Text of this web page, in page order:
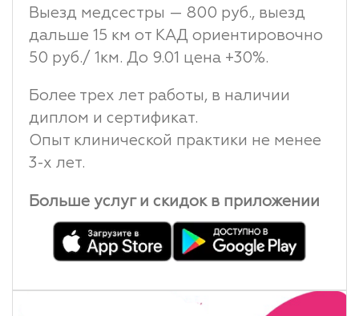
Выезд медсестры — 800 руб., выезд
дальше 15 км от КАД ориентировочно
50 руб./ 1км. До 9.01 цена +30%.
Более трех лет работы, в наличии
диплом и сертификат.
Опыт клинической практики не менее
3-х лет.
Больше услуг и скидок в приложении